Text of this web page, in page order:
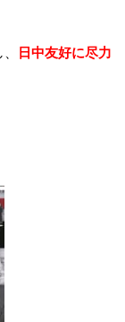
日中友好に尽力